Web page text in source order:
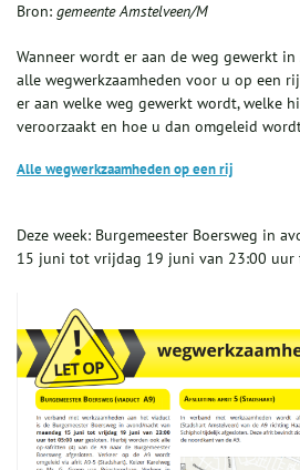
Bron: gemeente Amstelveen/M
Wanneer wordt er aan de weg gewerkt in
alle wegwerkzaamheden voor u op een
er aan welke weg gewerkt wordt, welke
veroorzaakt en hoe u dan omgeleid
Alle wegwerkzaamheden op een rij
Deze week: Burgemeester Boersweg in
15 juni tot vrijdag 19 juni van 23:00 uur